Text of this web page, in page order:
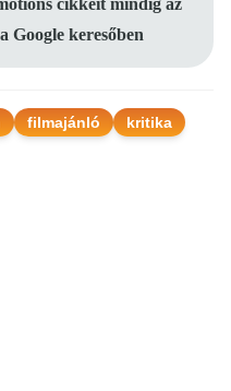
cikkeit mindig az
Google keresőben
filmajánló kritika